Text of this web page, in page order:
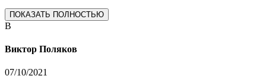
ПОКАЗАТЬ ПОЛНОСТЬЮ
В
Виктор Поляков
07/10/2021